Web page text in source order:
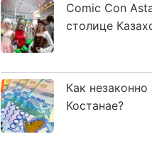
Comic Con
столице
Как
Костанае?